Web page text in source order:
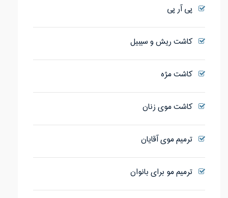
پی آر پی
کاشت ریش و سیبیل
کاشت مژه
کاشت موی زنان
ترمیم موی آقایان
ترمیم مو برای بانوان